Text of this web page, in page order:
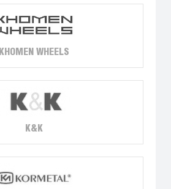
KHOMEN WHEELS
K&K